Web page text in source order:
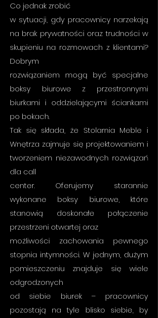
Co jednak zrobić
w sytuacji, gdy pracownicy narzekają
na brak prywatności oraz trudności w
skupieniu na rozmowach z klientami?
Dobrym
rozwiązaniem mogą być specjalne
boksy biurowe z przestronnymi
biurkami i oddzielającymi ściankami
po bokach.
Tak się składa, że Stolarnia Meble i
Wnętrza zajmuje się projektowaniem i
tworzeniem niezawodnych rozwiązań
dla call
center. Oferujemy starannie
wykonane boksy biurowe, które
stanowią doskonałe połączenie
przestrzeni otwartej oraz
możliwości zachowania pewnego
stopnia intymności. W jednym, dużym
pomieszczeniu znajduje się wiele
odgrodzonych
od siebie biurek – pracownicy
pozostają na tyle blisko siebie, by